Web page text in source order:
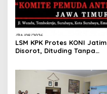
LSM KPK Protes KONI Jatim
Disorot, Dituding Tanpa